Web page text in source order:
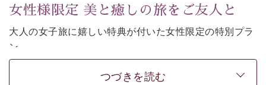
女性様限定 美と癒しの旅をご友人と
大人の女子旅に嬉しい特典が付いた女性限定の特別プラ
ン。
女性同士の癒しの旅を愉しみたいならこちら。
-----------【安心への取り組み】----------
つづきを読む